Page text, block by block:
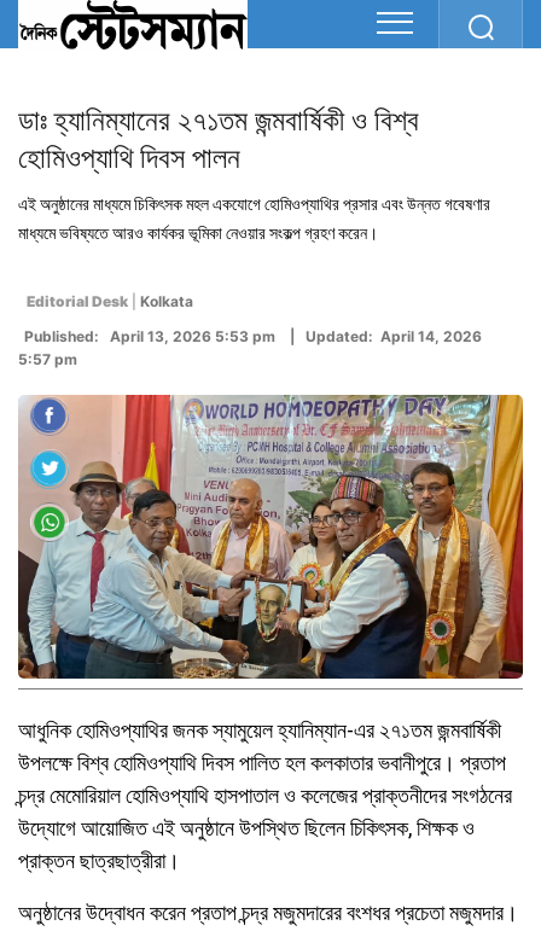
ডাঃ হ্যানিম্যানের ২৭১তম জন্মবার্ষিকী ও বিশ্ব
হোমিওপ্যাথি দিবস পালন
এই অনুষ্ঠানের মাধ্যমে চিকিৎসক মহল একযোগে হোমিওপ্যাথির প্রসার এবং উন্নত গবেষণার
মাধ্যমে ভবিষ্যতে আরও কার্যকর ভূমিকা নেওয়ার সংকল্প গ্রহণ করেন।
Editorial Desk
Kolkata
Published: April 13, 2026 5:53 pm | Updated: April 14, 2026
5:57 pm
আধুনিক হোমিওপ্যাথির জনকস্যামুয়েল হ্যানিম্যান-এর ২৭১তম জন্মবার্ষিকী
উপলক্ষে বিশ্ব হোমিওপ্যাথি দিবস পালিত হল কলকাতার ভবানীপুরে। প্রতাপ
চন্দ্র মেমোরিয়াল হোমিওপ্যাথি হাসপাতাল ও কলেজের প্রাক্তনীদের সংগঠনের
উদ্যোগে আয়োজিত এই অনুষ্ঠানে উপস্থিত ছিলেন চিকিৎসক, শিক্ষক ও
প্রাক্তন ছাত্রছাত্রীরা।
অনুষ্ঠানের উদ্বোধন করেন প্রতাপ চন্দ্র মজুমদারের বংশধর প্রচেতা মজুমদার।